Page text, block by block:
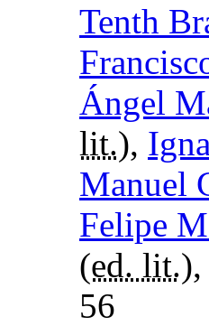
Tenth
Ángel
lit.),
Manuel
Felipe
(ed. lit.),
56